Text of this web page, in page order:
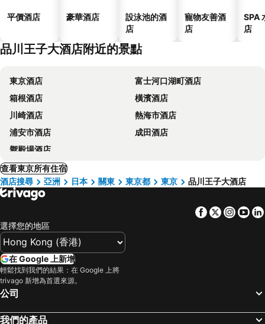
平價酒店 豪華酒店
設泳池的酒
店
寵物友善酒
店
SPA
店
品川王子大酒店附近的景點
東京酒店
富士河口湖町酒店
箱根酒店
橫濱酒店
川崎酒店
熱海市酒店
浦安市酒店
成田酒店
禦殿場酒店
查看東京所有住宿
酒店搜尋
亞洲 日本 關東 東京都 東京 品川王子大酒店
Facebook
Twitter
選擇您的地區
在 Google 上新增
輕鬆找到我們的結果：在 Google 上將
trivago 新增為首選來源。
公司
我們的產品